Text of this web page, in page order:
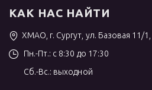
КАК НАС НАЙТИ
ХМАО, г. Сургут, ул. Базовая 11/1,
Пн.-Пт.: с 8:30 до 17:30
Сб.-Вс.: выходной